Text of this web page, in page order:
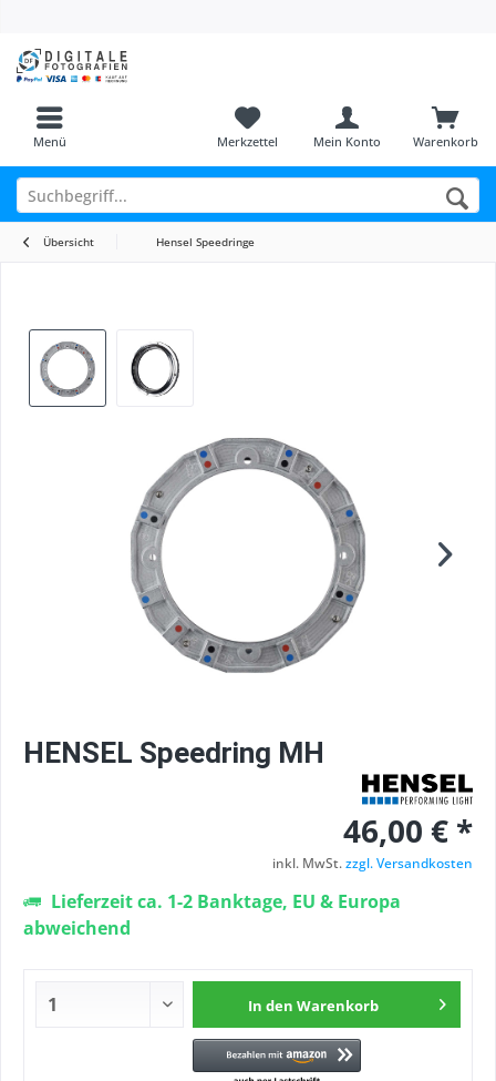
Menü Warenkorb
Merkzettel Mein Konto
Übersicht Hensel Speedringe
HENSEL Speedring MH
46,00 € *
inkl. MwSt.zzgl. Versandkosten
Lieferzeit ca. 1-2 Banktage, EU & Europa
abweichend
In den Warenkorb